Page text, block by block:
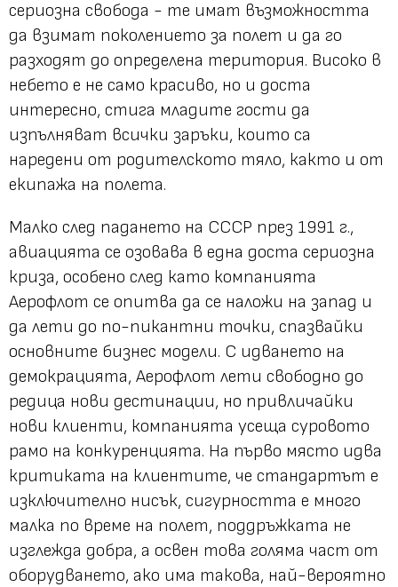
сериозна свобода - те имат възможността
да взимат поколението за полет и да го
разходят до определена територия. Високо в
небето е не само красиво, но и доста
интересно, стига младите гости да
изпълняват всички заръки, които са
наредени от родителското тяло, както и от
екипажа на полета.
Малко след падането на СССР през 1991 г.,
авиацията се озовава в една доста сериозна
криза, особено след като компанията
Аерофлот се опитва да се наложи на запад и
да лети до по-пикантни точки, спазвайки
основните бизнес модели. С идването на
демокрацията, Аерофлот лети свободно до
редица нови дестинации, но привличайки
нови клиенти, компанията усеща суровото
рамо на конкуренцията. На първо място идва
критиката на клиентите, че стандартът е
изключително нисък, сигурността е много
малка по време на полет, поддръжката не
изглежда добра, а освен това голяма част от
оборудването, ако има такова, най-вероятно